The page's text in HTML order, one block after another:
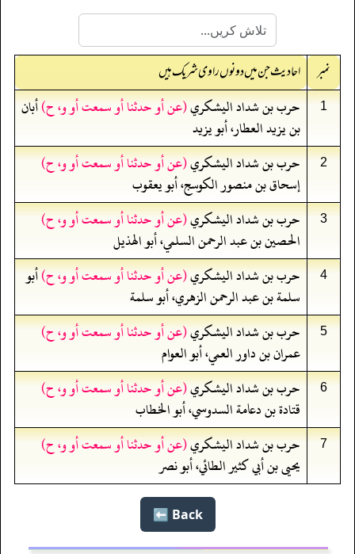
نمبر احادیث جن میں دونوں راوی شریک ہیں
1 حرب بن شداد اليشكري(عن أو حدثنا أو سمعت أو و، ح)أبان
بن يزيد العطار، أبو يزيد
2 حرب بن شداد اليشكري(عن أو حدثنا أو سمعت أو و، ح)
إسحاق بن منصور الكوسج، أبو يعقوب
3 حرب بن شداد اليشكري(عن أو حدثنا أو سمعت أو و، ح)
الحصين بن عبد الرحمن السلمي، أبو الهذيل
4 حرب بن شداد اليشكري(عن أو حدثنا أو سمعت أو و، ح)أبو
سلمة بن عبد الرحمن الزهري، أبو سلمة
5 حرب بن شداد اليشكري(عن أو حدثنا أو سمعت أو و، ح)
عمران بن داور العمي، أبو العوام
6 حرب بن شداد اليشكري(عن أو حدثنا أو سمعت أو و، ح)
قتادة بن دعامة السدوسي، أبو الخطاب
7 حرب بن شداد اليشكري(عن أو حدثنا أو سمعت أو و، ح)
يحيى بن أبي كثير الطائي، أبو نصر
Back ⬅️